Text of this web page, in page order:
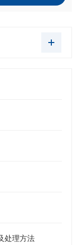
处理方法